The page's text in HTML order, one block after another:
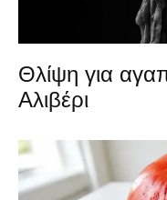
Θλίψη για
Αλιβέρι